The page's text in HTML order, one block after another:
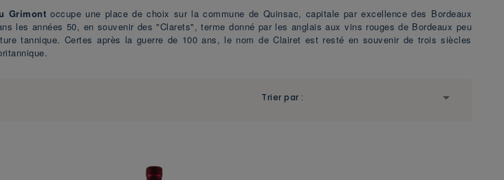
Grimont occupe une place de choix sur la commune de Quinsac, capitale par excellence des Bordeaux
les années 50, en souvenir des "Clarets", terme donné par les anglais aux vins rouges de Bordeaux peu
tannique. Certes après la guerre de 100 ans, le nom de Clairet est resté en souvenir de trois siècles
Trier par : 